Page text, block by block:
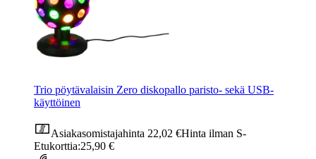
Trio pöytävalaisin Zero diskopallo paristo- sekä USB-
käyttöinen
Asiakasomistajahinta 22,02 €Hinta ilman S-
Etukorttia:25,90 €